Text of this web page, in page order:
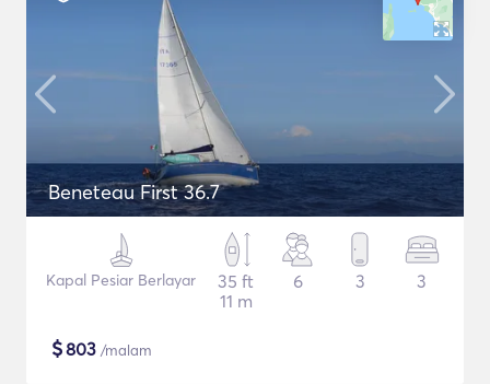
Beneteau First 36.7
Kapal Pesiar Berlayar
35 ft
11 m
6 3 3
$803 /malam